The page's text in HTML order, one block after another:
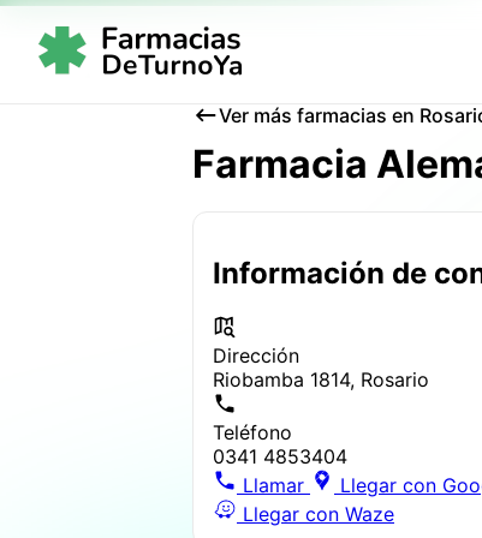
Ver más farmacias en
Farmacia
Información de
Dirección
Riobamba 1814, Rosario
Teléfono
0341 4853404
Llamar
Llegar con
Llegar con Waze